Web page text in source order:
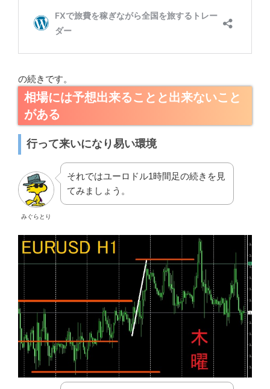
の続きです。
相場には予想出来ることと出来ないこと
がある
行って来いになり易い環境
みぐらとり
それではユーロドル1時間足の続きを見
てみましょう。